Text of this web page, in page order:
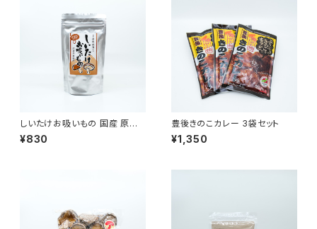
しいたけお吸いもの 国産 原木
椎茸 80g (20g×4袋)
¥830
豊後きのこカレー 3袋セット
¥1,350